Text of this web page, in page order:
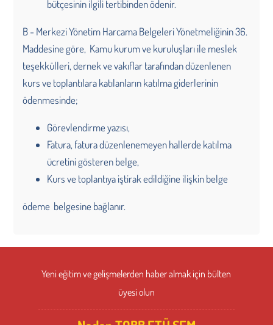
bütçesinin ilgili tertibinden ödenir.
B - Merkezi Yönetim Harcama Belgeleri Yönetmeliğinin 36.
Maddesine göre, Kamu kurum ve kuruluşları ile meslek
teşekkülleri, dernek ve vakıflar tarafından düzenlenen
kurs ve toplantılara katılanların katılma giderlerinin
ödenmesinde;
Görevlendirme yazısı,
Fatura, fatura düzenlenemeyen hallerde katılma
ücretini gösteren belge,
Kurs ve toplantıya iştirak edildiğine ilişkin belge
ödeme belgesine bağlanır.
Yeni eğitim ve gelişmelerden haber almak için bülten
üyesi olun